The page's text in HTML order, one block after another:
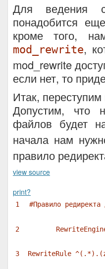
Для ведения
понадобится
кроме того,
mod_rewrite,
mod_rewrite
если нет, то
Итак, переступим
Допустим, что
файлов будет
начала нам
правило
view source
print?
1 #Правило
2
3 RewriteRule